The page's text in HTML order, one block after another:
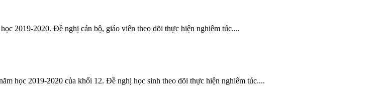
2019-2020. Đề nghị cán bộ, giáo viên theo dõi thực hiện nghiêm túc....
học 2019-2020 của khối 12. Đề nghị học sinh theo dõi thực hiện nghiêm túc....